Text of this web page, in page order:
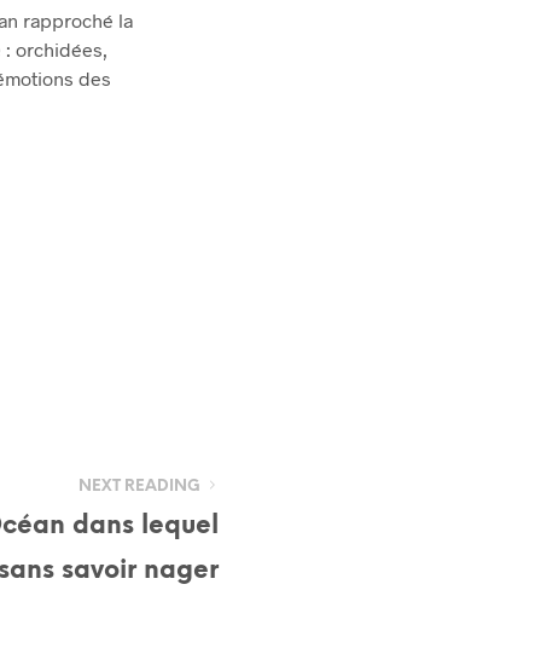
rapproché la
orchidées,
des
NEXT READING
dans lequel
savoir nager